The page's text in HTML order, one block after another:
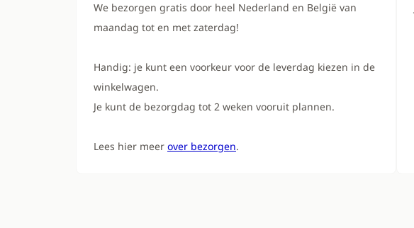
We bezorgen gratis door heel Nederland en België van
maandag tot en met zaterdag!
Handig: je kunt een voorkeur voor de leverdag kiezen in de
winkelwagen.
Je kunt de bezorgdag tot 2 weken vooruit plannen.
Lees hier meer over bezorgen.